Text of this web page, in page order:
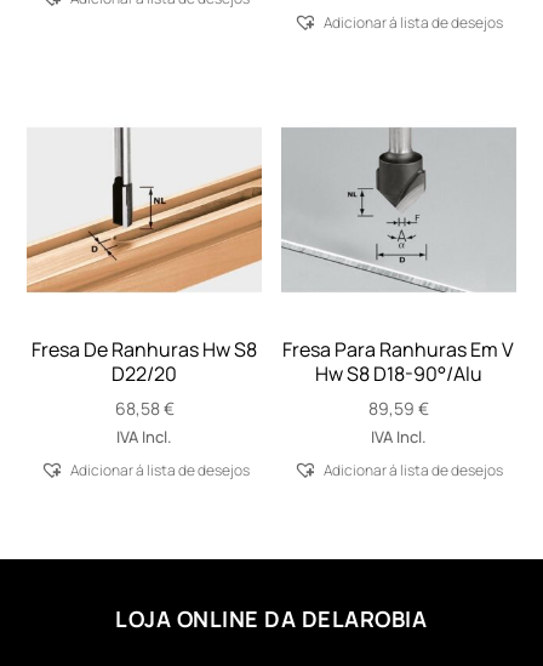
Adicionar á lista de desejos
Fresa De Ranhuras Hw S8
D22/20
68,58€
IVA Incl.
Adicionar á lista de desejos
Fresa Para Ranhuras Em V
Hw S8 D18-90°/Alu
89,59 €
IVA Incl.
Adicionar á lista de desejos
LOJA ONLINE DA DELAROBIA